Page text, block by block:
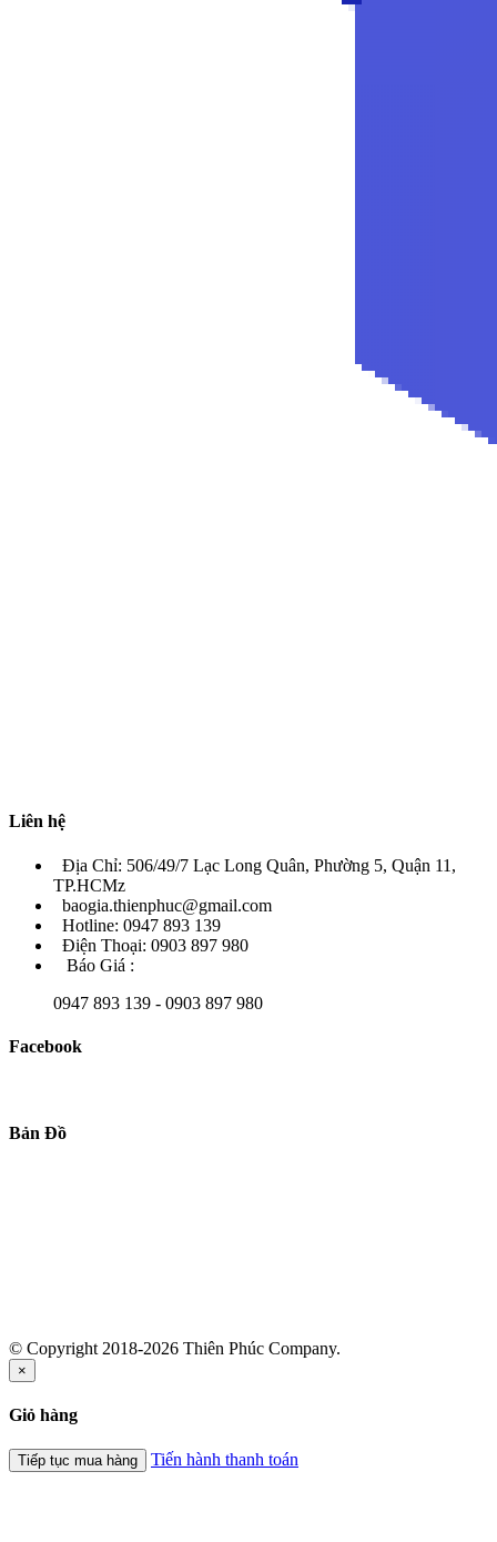
Liên hệ
Địa Chỉ: 506/49/7 Lạc Long Quân, Phường 5, Quận 11,
TP.HCMz
baogia.thienphuc@gmail.com
Hotline: 0947 893 139
Điện Thoại: 0903 897 980
Báo Giá :
0947 893 139 - 0903 897 980
Facebook
Bản Đồ
© Copyright 2018-2026 Thiên Phúc Company.
×
Giỏ hàng
Tiếp tục mua hàng Tiến hành thanh toán